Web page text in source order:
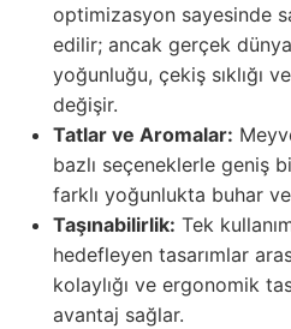
optimizasyon sayesinde
edilir; ancak gerçek dünya
yoğunluğu, çekiş sıklığı
değişir.
Tatlar ve Aromalar:
bazlı seçeneklerle geniş
farklı yoğunlukta buhar
Taşınabilirlik: Tek
hedefleyen tasarımlar
kolaylığı ve ergonomik
avantaj sağlar.